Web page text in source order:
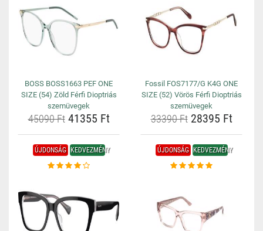
BOSS BOSS1663 PEF ONE
SIZE (54) Zöld Férfi Dioptriás
szemüvegek
45090 Ft41355 Ft
Fossil FOS7177/G K4G ONE
SIZE (52) Vörös Férfi Dioptriás
szemüvegek
33390 Ft28395 Ft
ÚJDONSÁG KEDVEZMÉNY ÚJDONSÁG KEDVEZMÉNY